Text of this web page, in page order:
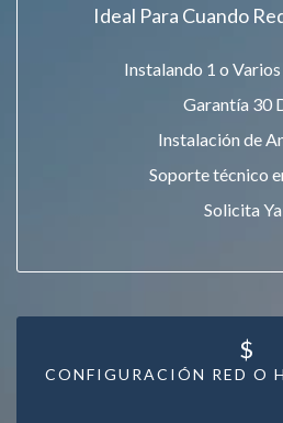
Ideal Para Cuando
Instalando 1 o
Garantía 30
Instalación de
Soporte técnico
Solicita
CONFIGURACIÓN RED O
$